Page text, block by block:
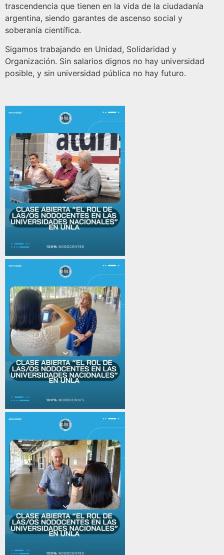
trascendencia que tienen en la vida de la ciudadanía
argentina, siendo garantes de ascenso social y
soberanía científica.
Sigamos trabajando en Unidad, Solidaridad y
Organización. Sin salarios dignos no hay universidad
posible, y sin universidad pública no hay futuro.